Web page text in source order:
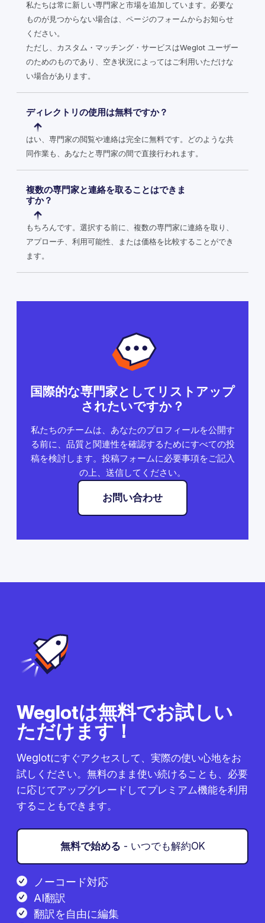
私たちは常に新しい専門家と市場を追加しています。必要な
ものが見つからない場合は、ページのフォームからお知らせ
ください。
ただし、カスタム・マッチング・サービスはWeglot ユーザー
のためのものであり、空き状況によってはご利用いただけな
い場合があります。
ディレクトリの使用は無料ですか？
はい、専門家の閲覧や連絡は完全に無料です。どのような共
同作業も、あなたと専門家の間で直接行われます。
複数の専門家と連絡を取ることはできま
すか？
もちろんです。選択する前に、複数の専門家に連絡を取り、
アプローチ、利用可能性、または価格を比較することができ
ます。
国際的な専門家としてリストアップ
されたいですか？
私たちのチームは、あなたのプロフィールを公開す
る前に、品質と関連性を確認するためにすべての投
稿を検討します。投稿フォームに必要事項をご記入
の上、送信してください。
お問い合わせ
Weglotは無料でお試しい
ただけます！
Weglotにすぐアクセスして、実際の使い心地をお
試しください。無料のまま使い続けることも、必要
に応じてアップグレードしてプレミアム機能を利用
することもできます。
無料で始める - いつでも解約OK
ノーコード対応
AI翻訳
翻訳を自由に編集